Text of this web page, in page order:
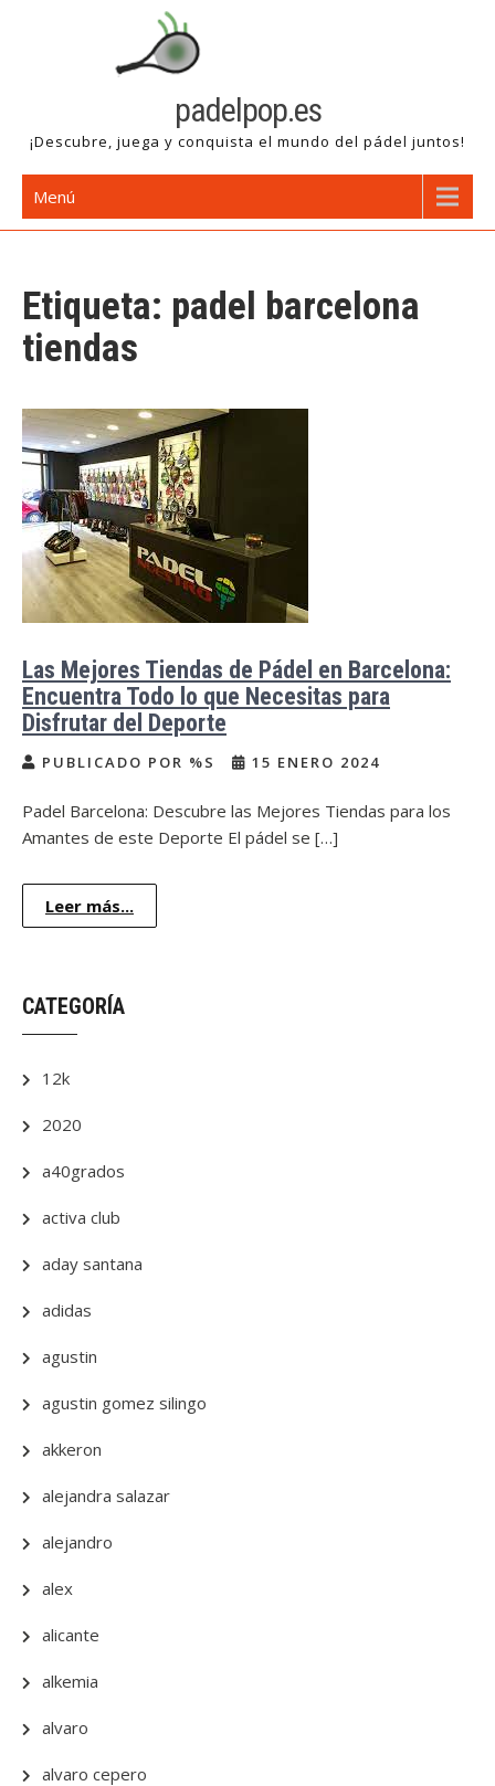
padelpop.es
¡Descubre, juega y conquista el mundo del pádel juntos!
Menú
Etiqueta: padel barcelona
tiendas
Las Mejores Tiendas de Pádel en Barcelona:
Encuentra Todo lo que Necesitas para
Disfrutar del Deporte
PUBLICADO POR %S 15 ENERO 2024
Padel Barcelona: Descubre las Mejores Tiendas para los
Amantes de este Deporte El pádel se […]
Leer más...
CATEGORÍA
12k
2020
a40grados
activa club
aday santana
adidas
agustin
agustin gomez silingo
akkeron
alejandra salazar
alejandro
alex
alicante
alkemia
alvaro
alvaro cepero